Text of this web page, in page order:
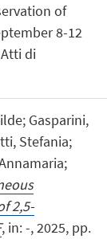
of
8-12
di
Gasparini,
Stefania;
2,5-
, in: -, 2025, pp.